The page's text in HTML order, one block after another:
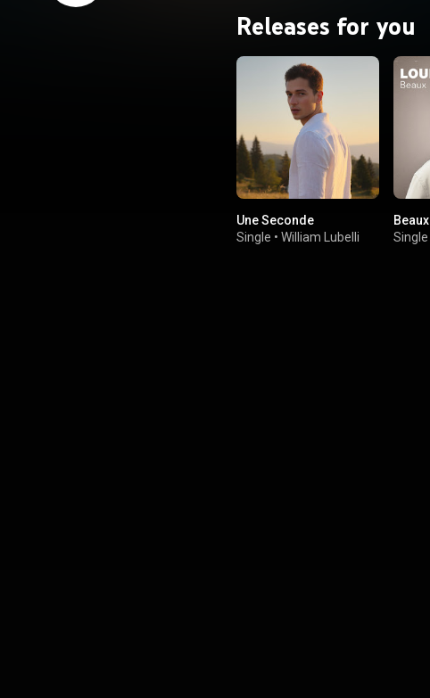
Releases for you
Une Seconde
Single • William Lubelli
Beaux
Single